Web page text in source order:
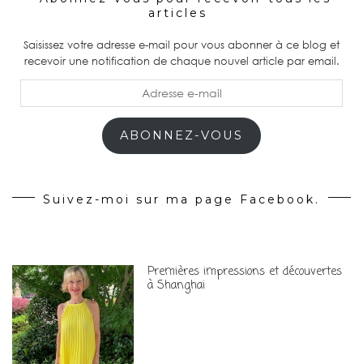
articles
Saisissez votre adresse e-mail pour vous abonner à ce blog et
recevoir une notification de chaque nouvel article par email.
ABONNEZ-VOUS
Suivez-moi sur ma page Facebook.
Premières impressions et découvertes
à Shanghai